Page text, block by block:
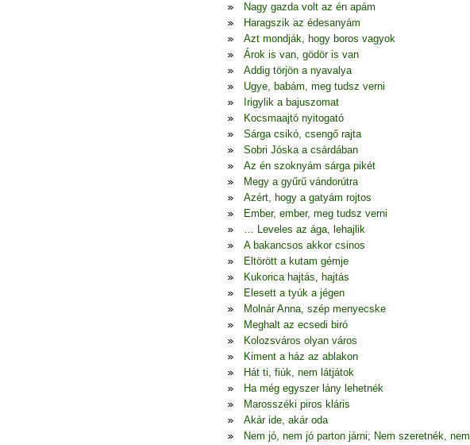
Nagy gazda volt az én apám
Haragszik az édesanyám
Azt mondják, hogy boros vagyok
Árok is van, gödör is van
Addig törjön a nyavalya
Ugye, babám, meg tudsz verni
Irigylik a bajuszomat
Kocsmaajtó nyitogató
Sárga csikó, csengő rajta
Sobri Jóska a csárdában
Az én szoknyám sárga pikét
Megy a gyűrű vándorútra
Azért, hogy a gatyám rojtos
Ember, ember, meg tudsz verni
… Leveles az ága, lehajlik
A bakancsos akkor csinos
Eltörött a kutam gémje
Kukorica hajtás, hajtás
Elesett a tyúk a jégen
Molnár Anna, szép menyecske
Meghalt az ecsedi biró
Kolozsváros olyan város
Kiment a ház az ablakon
Hát ti, fiúk, nem látjátok
Ha még egyszer lány lehetnék
Marosszéki piros kláris
Akár ide, akár oda
Nem jó, nem jó parton járni; Nem szeretnék, nem